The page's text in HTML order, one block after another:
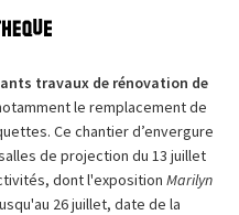
travaux de rénovation de
le remplacement de
Ce chantier d’envergure
de projection du 13 juillet
dont l'exposition Marilyn
26 juillet, date de la